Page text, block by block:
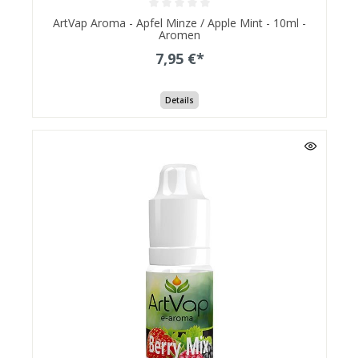
ArtVap Aroma - Apfel Minze / Apple Mint - 10ml -
Aromen
7,95 €*
Details